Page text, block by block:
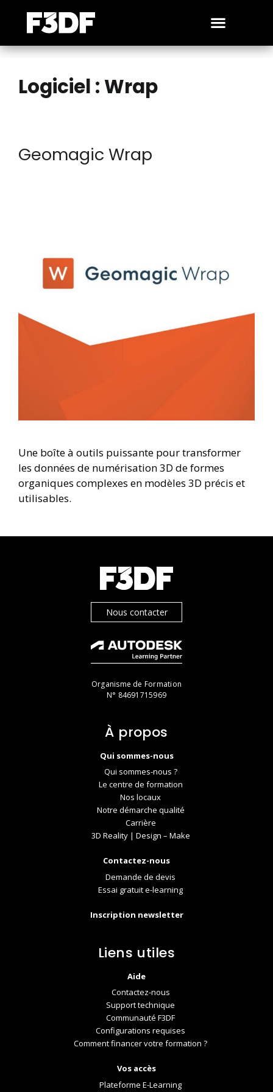
Logiciel : Wrap
Geomagic Wrap
Une boîte à outils puissante pour transformer
les données de numérisation 3D de formes
organiques complexes en modèles 3D précis et
utilisables.
Nous contacter
Organisme de Formation
N° 84691715969
À propos
Qui sommes-nous
Qui sommes-nous ?
Le centre de formation
Nos locaux
Notre démarche qualité
Carrière
3D Reality | Design – Make
Contactez-nous
Demande de devis
Essai gratuit e-learning
Inscription newsletter
Liens utiles
Aide
Contactez-nous
Support technique
Communauté F3DF
Configurations requises
Comment financer votre formation ?
Vos accès
Plateforme E-Learning